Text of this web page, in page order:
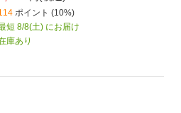
ポイント (10%)
短 8/8(土) にお届け
庫あり